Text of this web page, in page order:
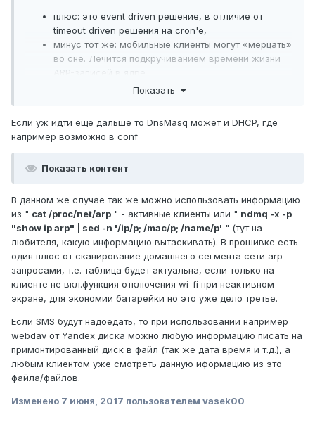
плюс: это event driven решение, в отличие от
timeout driven решения на cron'е,
минус тот же: мобильные клиенты могут «мерцать»
во сне. Лечится подкручиванием времени жизни
ARP-записей в ядре.
На картинке ниже чётко виден момент когда дитё ушло в
исключительно как концепт, в реальности нужды в
подобном контроле (пока, т-т-т) не было.
Показать
Если уж идти еще дальше то DnsMasq может и DHCP, где
например возможно в conf
Показать контент
В данном же случае так же можно использовать информацию
из " cat /proc/net/arp " - активные клиенты или " ndmq -x -p
"show ip arp" | sed -n '/ip/p; /mac/p; /name/p' " (тут на
любителя, какую информацию вытаскивать). В прошивке есть
один плюс от сканирование домашнего сегмента сети arp
запросами, т.е. таблица будет актуальна, если только на
клиенте не вкл.функция отключения wi-fi при неактивном
экране, для экономии батарейки но это уже дело третье.
Если SMS будут надоедать, то при использовании например
webdav от Yandex диска можно любую информацию писать на
примонтированный диск в файл (так же дата время и т.д.), а
любым клиентом уже смотреть данную иформацию из это
файла/файлов.
Изменено 7 июня, 2017 пользователем vasek00